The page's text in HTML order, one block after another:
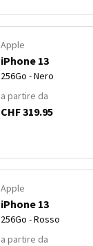
Apple
iPhone 13
256Go - Nero
a partire da
CHF 319.95
Apple
iPhone 13
256Go - Rosso
a partire da